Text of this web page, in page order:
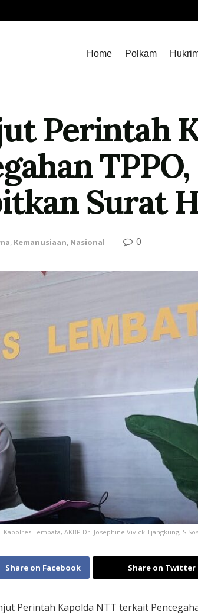
Home Polkam
Perintah
Surat
, Kemanusiaan, Nasional 0
Kapolres Lembata, AKBP Dr. Josephine Vivick Tjangkung,
Share on Facebook Share on Twitter
Perintah Kapolda NTT terkait